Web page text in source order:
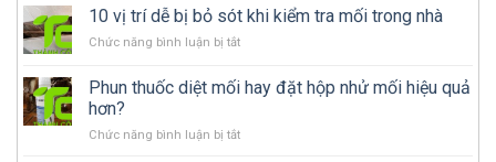
gì
tránh
phát?
xử
mối
phát
phải
10 vị trí dễ bị bỏ sót khi kiểm tra mối trong nhà
Chức năng bình luận bị tắtở
vị
trí
bị
Phun thuốc diệt mối hay đặt hộp nhử mối hiệu quả
hơn?
Chức năng bình luận bị tắtở